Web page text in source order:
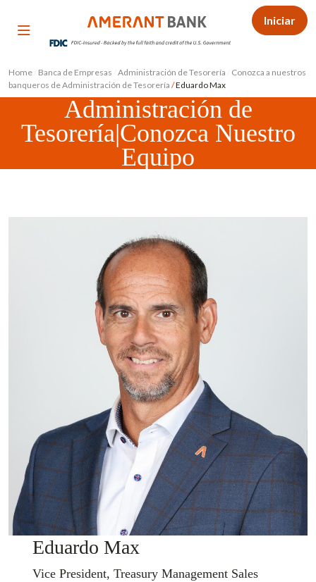
Iniciar
Home Banca de Empresas Administración de Tesorería
Conozca a nuestros
banqueros de Administración de Tesorería /Eduardo Max
Administración de
Tesorería|Conozca Nuestro
Equipo
Eduardo Max
Vice President, Treasury Management Sales